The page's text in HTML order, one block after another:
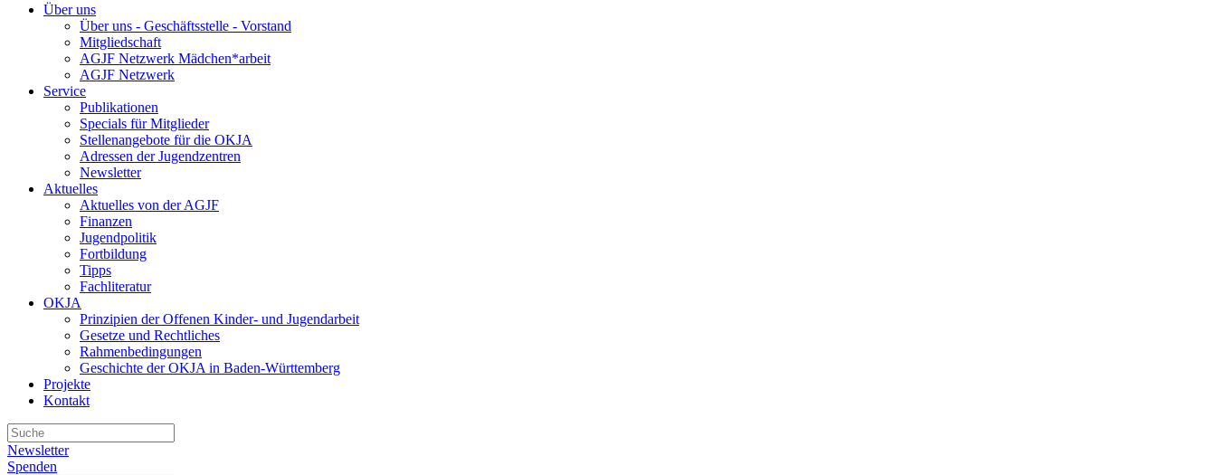
Über uns
Über uns - Geschäftsstelle - Vorstand
Mitgliedschaft
AGJF Netzwerk Mädchen*arbeit
AGJF Netzwerk
Service
Publikationen
Specials für Mitglieder
Stellenangebote für die OKJA
Adressen der Jugendzentren
Newsletter
Aktuelles
Aktuelles von der AGJF
Finanzen
Jugendpolitik
Fortbildung
Tipps
Fachliteratur
OKJA
Prinzipien der Offenen Kinder- und Jugendarbeit
Gesetze und Rechtliches
Rahmenbedingungen
Geschichte der OKJA in Baden-Württemberg
Projekte
Kontakt
Newsletter
Spenden